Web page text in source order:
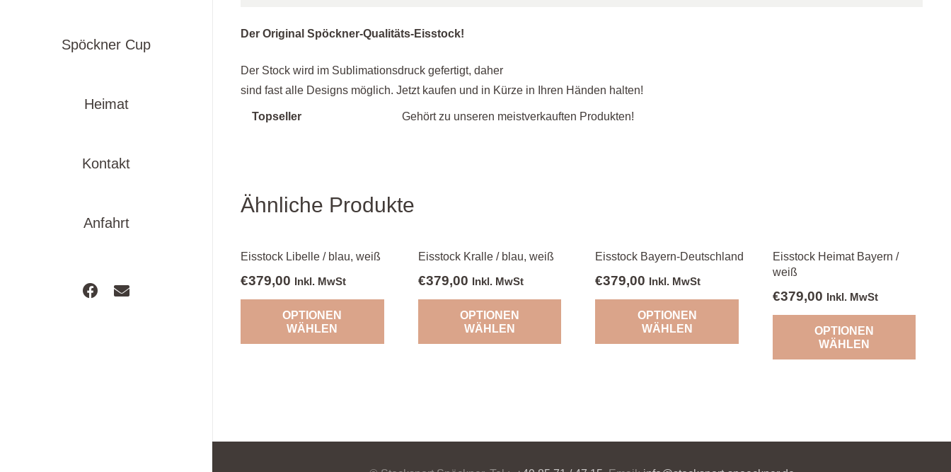
Spöckner Cup
Heimat
Kontakt
Anfahrt
Der Original Spöckner-Qualitäts-Eisstock!
Der Stock wird im Sublimationsdruck gefertigt, daher
sind fast alle Designs möglich. Jetzt kaufen und in Kürze in Ihren Händen halten!
Topseller Gehört zu unseren meistverkauften Produkten!
Ähnliche Produkte
Eisstock Libelle / blau, weiß
€379,00 Inkl. MwSt
OPTIONEN
WÄHLEN
Eisstock Kralle / blau, weiß
€379,00 Inkl. MwSt
OPTIONEN
WÄHLEN
Eisstock Bayern-Deutschland
€379,00 Inkl. MwSt
OPTIONEN
WÄHLEN
Eisstock Heimat Bayern /
weiß
€379,00 Inkl. MwSt
OPTIONEN
WÄHLEN